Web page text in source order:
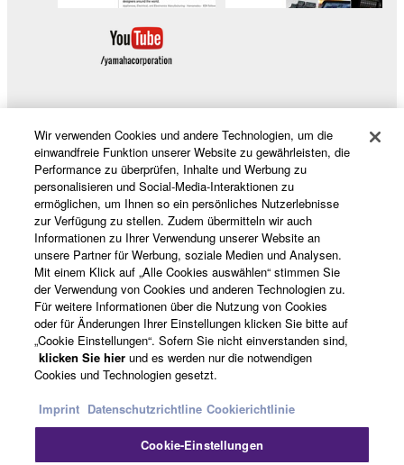
Produkte und Lösungen
News
Über Yamaha
Deutschland - German
KontaktNutzungsbedingungen
Wir verwenden Cookies und andere Technologien, um die
einwandfreie Funktion unserer Website zu gewährleisten, die
Performance zu überprüfen, Inhalte und Werbung zu
personalisieren und Social-Media-Interaktionen zu
ermöglichen, um Ihnen so ein persönliches Nutzerlebnisse
zur Verfügung zu stellen. Zudem übermitteln wir auch
Informationen zu Ihrer Verwendung unserer Website an
unsere Partner für Werbung, soziale Medien und Analysen.
Mit einem Klick auf „Alle Cookies auswählen“ stimmen Sie
der Verwendung von Cookies und anderen Technologien zu.
Für weitere Informationen über die Nutzung von Cookies
oder für Änderungen Ihrer Einstellungen klicken Sie bitte auf
„Cookie Einstellungen“. Sofern Sie nicht einverstanden sind,
klicken Sie hier und es werden nur die notwendigen
Cookies und Technologien gesetzt.
Imprint Datenschutzrichtline Cookierichtlinie
Cookie-Einstellungen